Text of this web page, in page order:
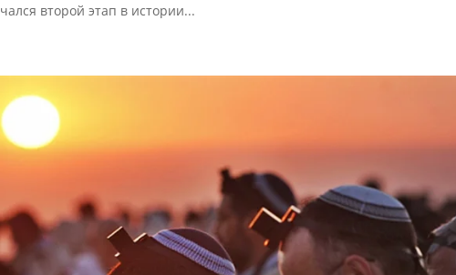
второй этап в истории...